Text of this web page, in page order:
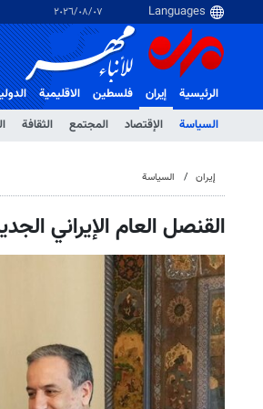
٠٧‏/٠٨‏/٢٠٢٦
الرئيسية
إيران
السياسة
الإقتصاد المجتمع الثقافة
فلسطین الاقلیمیة
إيران السياسة
القنصل العام الإيراني